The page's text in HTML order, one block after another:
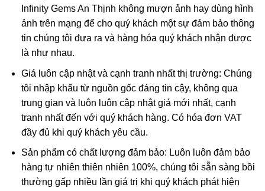
Các công trình gần đây cho thấy màu của ametit là do có
lẫn tạp chấtsắtIII . Các nghiên cứu sâu hơn cho thấy sự
tương tác phức tạp củasắtvànhômsẽ tạo nên màu .
Khi nung nóng ametit thường chuyển thành màuvàng, và
hầu hếtcitrine,cairngormcủa ngành kim hoàn đá quý
được coi đơn giản chỉ là “ametit được gia nhiệt”. Thạch
anh ametit có xu hướng bị mất màu khi bị lộ ra mặt đất.
Ametit tổng hợp rất giống với ametit chất lượng cao. Các
đặc điểm hóa học và vật lý đều rất giống với ametit tự
nhiên nên rất khó phân biệt một cách chính xác trừ khi
dùng những thử nghiệm đá quý học cao cấp tốn kém. Thử
Infinity Gems An Thịnh không mượn ảnh hay dùng hình
ảnh trên mạng để cho quý khách một sự đảm bảo thông
tin chúng tôi đưa ra và hàng hóa quý khách nhận được
là như nhau.
Giá luôn cập nhật và cạnh tranh nhất thị trường: Chúng
tôi nhập khẩu từ nguồn gốc đáng tin cậy, không qua
trung gian và luôn luôn cập nhật giá mới nhất, cạnh
tranh nhất đến với quý khách hàng. Có hóa đơn VAT
đầy đủ khi quý khách yêu cầu.
Sản phẩm có chất lượng đảm bảo: Luôn luôn đảm bảo
hàng tự nhiên thiên nhiên 100%, chúng tôi sẵn sàng bồi
thường gấp nhiều lần giá trị khi quý khách phát hiện